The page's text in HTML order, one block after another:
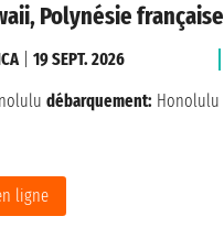
Polynésie française
ligne
19 SEPT. 2026
débarquement: Honolulu